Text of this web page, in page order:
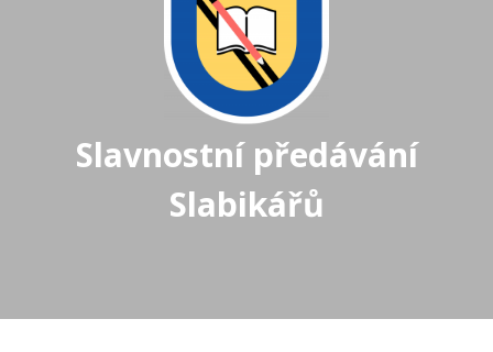
Slavnostní předávání
Slabikářů